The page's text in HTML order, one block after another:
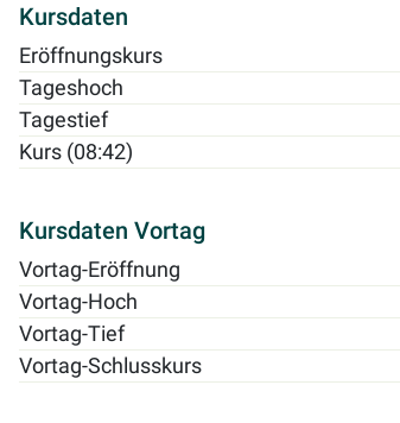
Kursdaten
Eröffnungskurs
Tageshoch
Tagestief
Kurs (08:42)
Kursdaten Vortag
Vortag-Eröffnung
Vortag-Hoch
Vortag-Tief
Vortag-Schlusskurs